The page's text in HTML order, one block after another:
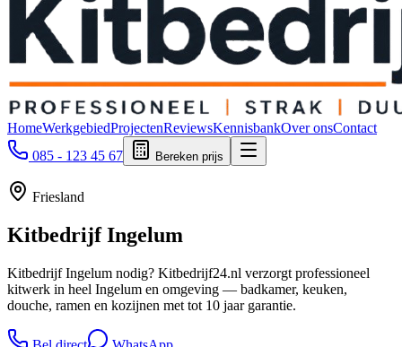
HomeWerkgebiedProjectenReviewsKennisbankOver onsContact
085 - 123 45 67
Bereken prijs
Friesland
KitbedrijfIngelum
Kitbedrijf Ingelum nodig? Kitbedrijf24.nl verzorgt professioneel
kitwerk in heel Ingelum en omgeving — badkamer, keuken,
douche, ramen en kozijnen met tot 10 jaar garantie.